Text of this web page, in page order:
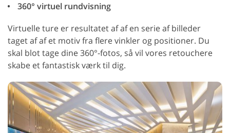
360° virtuel rundvisning
Virtuelle ture er resultatet af af en serie af billeder
taget af af et motiv fra flere vinkler og positioner. Du
skal blot tage dine 360°-fotos, så vil vores retouchere
skabe et fantastisk værk til dig.